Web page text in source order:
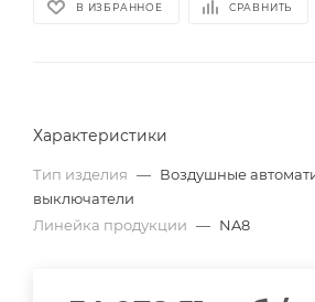
В ИЗБРАННОЕ СРАВНИТЬ
Характеристики
Тип изделия — Воздушные
выключатели
Линейка продукции — NA8